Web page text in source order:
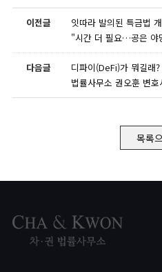
이전글
잇따라 발의된 특금법
"시간 더 필요…공은 야
다음글
디파이(DeFi)가 뭐길래
법률사무소 권오훈 변
목록